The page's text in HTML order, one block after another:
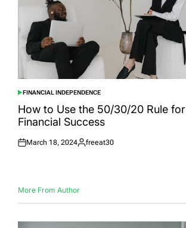
POSTED
IN
FINANCIAL INDEPENDENCE
How to Use the 50/30/20 Rule for
Financial Success
Posted
March 18, 2024
Posted
freeat30
More From Author